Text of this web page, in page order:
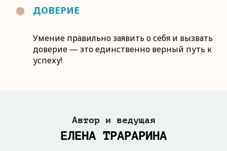
ДОВЕРИЕ
Умение правильно заявить о себя и вызвать
доверие — это единственно верный путь к
успеху!
Автор и ведущая
ЕЛЕНА ТРАРАРИНА